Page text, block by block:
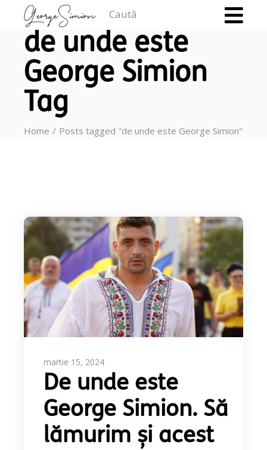
de unde este
George Simion
Tag
Home Posts tagged "de unde este George Simion"
martie 15, 2024
De unde este
George Simion. Să
lămurim și acest